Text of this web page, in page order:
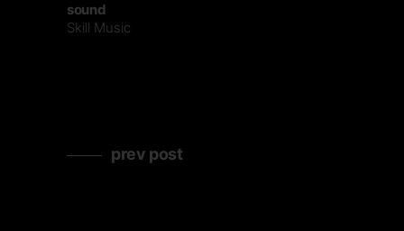
sound
Skill Music
prev post